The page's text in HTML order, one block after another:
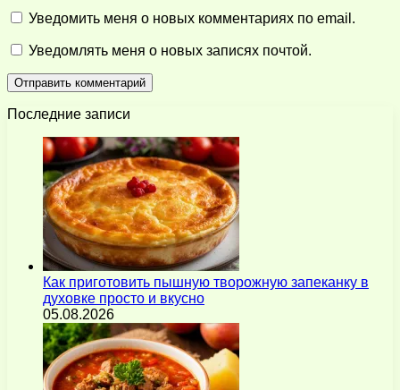
Уведомить меня о новых комментариях по email.
Уведомлять меня о новых записях почтой.
Последние записи
Как приготовить пышную творожную запеканку в
духовке просто и вкусно
05.08.2026